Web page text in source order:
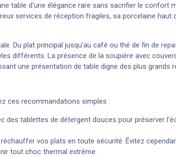
table d'une élégance rare sans sacrifier le confort
services de réception fragiles, sa porcelaine
Du plat principal jusqu'au café ou thé de fin de
différents. La présence de la soupière avec
une présentation de table digne des plus grands
ces recommandations simples :
des tablettes de détergent douces pour préserver
vos plats en toute sécurité. Évitez
tout choc thermal extrême.